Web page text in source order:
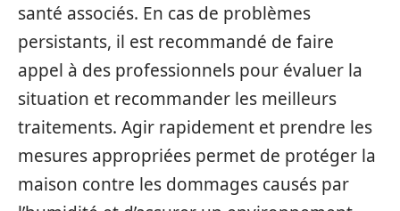
santé associés. En cas de problèmes
persistants, il est recommandé de faire
appel à des professionnels pour évaluer la
situation et recommander les meilleurs
traitements. Agir rapidement et prendre les
mesures appropriées permet de protéger la
maison contre les dommages causés par